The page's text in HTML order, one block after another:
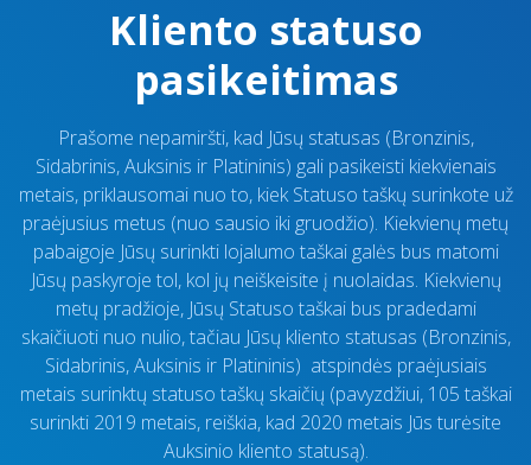
Kliento statuso
pasikeitimas
Prašome nepamiršti, kad Jūsų statusas (Bronzinis,
Sidabrinis, Auksinis ir Platininis) gali pasikeisti kiekvienais
metais, priklausomai nuo to, kiek Statuso taškų surinkote už
praėjusius metus (nuo sausio iki gruodžio). Kiekvienų metų
pabaigoje Jūsų surinkti lojalumo taškai galės bus matomi
Jūsų paskyroje tol, kol jų neiškeisite į nuolaidas. Kiekvienų
metų pradžioje, Jūsų Statuso taškai bus pradedami
skaičiuoti nuo nulio, tačiau Jūsų kliento statusas (Bronzinis,
Sidabrinis, Auksinis ir Platininis) atspindės praėjusiais
metais surinktų statuso taškų skaičių (pavyzdžiui, 105 taškai
surinkti 2019 metais, reiškia, kad 2020 metais Jūs turėsite
Auksinio kliento statusą).